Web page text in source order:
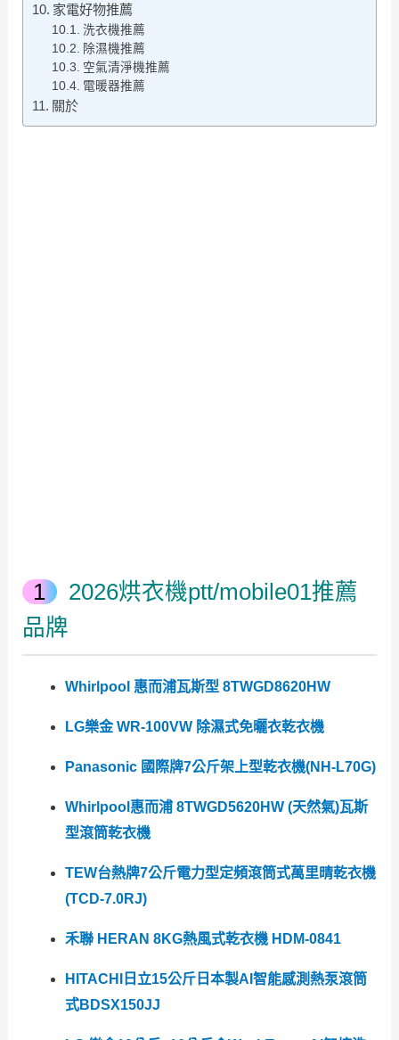
家電好物推薦
洗衣機推薦
除濕機推薦
空氣清淨機推薦
電暖器推薦
關於
2026烘衣機ptt/mobile01推薦
品牌
Whirlpool 惠而浦瓦斯型 8TWGD8620HW
LG樂金 WR-100VW 除濕式免曬衣乾衣機
Panasonic 國際牌7公斤架上型乾衣機(NH-L70G)
Whirlpool惠而浦 8TWGD5620HW (天然氣)瓦斯
型滾筒乾衣機
TEW台熱牌7公斤電力型定頻滾筒式萬里晴乾衣機
(TCD-7.0RJ)
禾聯 HERAN 8KG熱風式乾衣機 HDM-0841
HITACHI日立15公斤日本製AI智能感測熱泵滾筒
式BDSX150JJ